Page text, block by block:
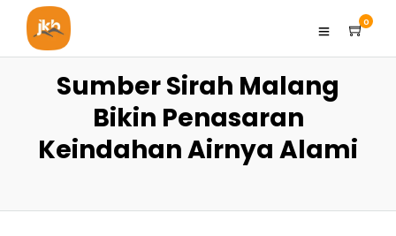
0
Sumber Sirah Malang
Bikin Penasaran
Keindahan Airnya Alami